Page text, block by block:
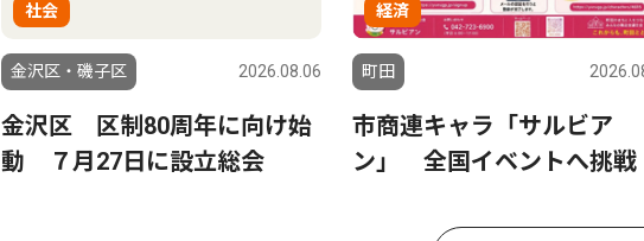
社会
金沢区・磯子区 2026.08.06
金沢区 区制80周年に向け始
動 ７月27日に設立総会
経済
町田
市商連キャラ「サルビア
ン」 全国イベントへ挑戦